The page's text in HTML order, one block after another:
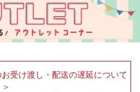
受け渡し・配送の遅延について
＞